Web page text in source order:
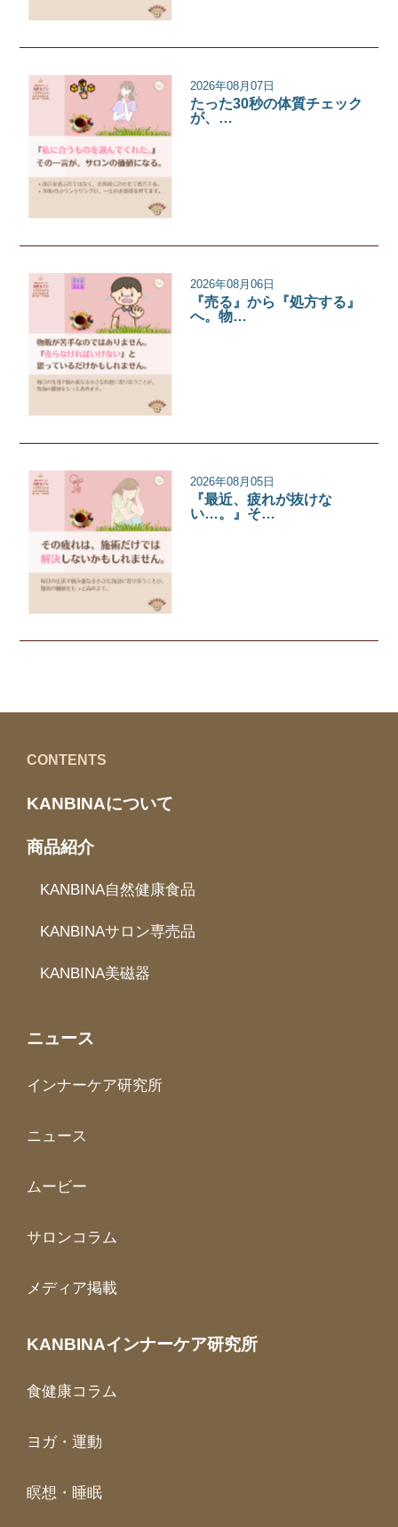
2026年08月07日
たった30秒の体質チェック
が、…
2026年08月06日
『売る』から『処方する』
へ。物…
2026年08月05日
『最近、疲れが抜けな
い…。』そ…
CONTENTS
KANBINAについて
商品紹介
KANBINA自然健康食品
KANBINAサロン専売品
KANBINA美磁器
ニュース
インナーケア研究所
ニュース
ムービー
サロンコラム
メディア掲載
KANBINAインナーケア研究所
食健康コラム
ヨガ・運動
瞑想・睡眠